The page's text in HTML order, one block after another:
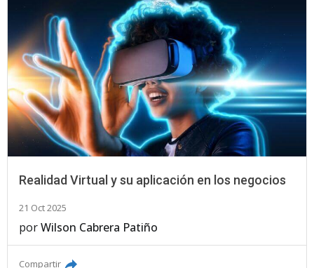
Realidad Virtual y su aplicación en los negocios
21 Oct 2025
porWilson Cabrera Patiño
Compartir